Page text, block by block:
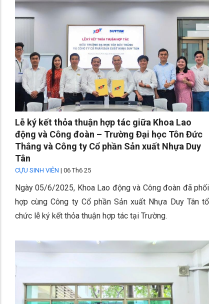
Lễ ký kết thỏa thuận hợp tác giữa Khoa Lao
động và Công đoàn – Trường Đại học Tôn Đức
Thắng và Công ty Cổ phần Sản xuất Nhựa Duy
Tân
CỰU SINH VIÊN | 06 Th6 25
Ngày 05/6/2025, Khoa Lao động và Công đoàn đã phối
hợp cùng Công ty Cổ phần Sản xuất Nhựa Duy Tân tổ
chức lễ ký kết thỏa thuận hợp tác tại Trường.